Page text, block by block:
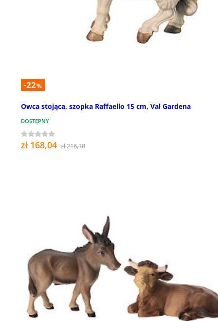
-22%
Owca stojąca, szopka Raffaello 15 cm, Val Gardena
DOSTĘPNY
zł 168,04 zł 216,18